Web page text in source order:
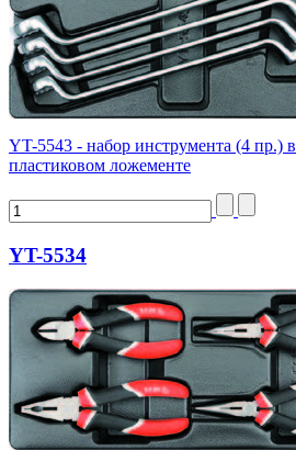
YT-5543 - набор инструмента (4 пр.) в
пластиковом ложементе
YT-5534